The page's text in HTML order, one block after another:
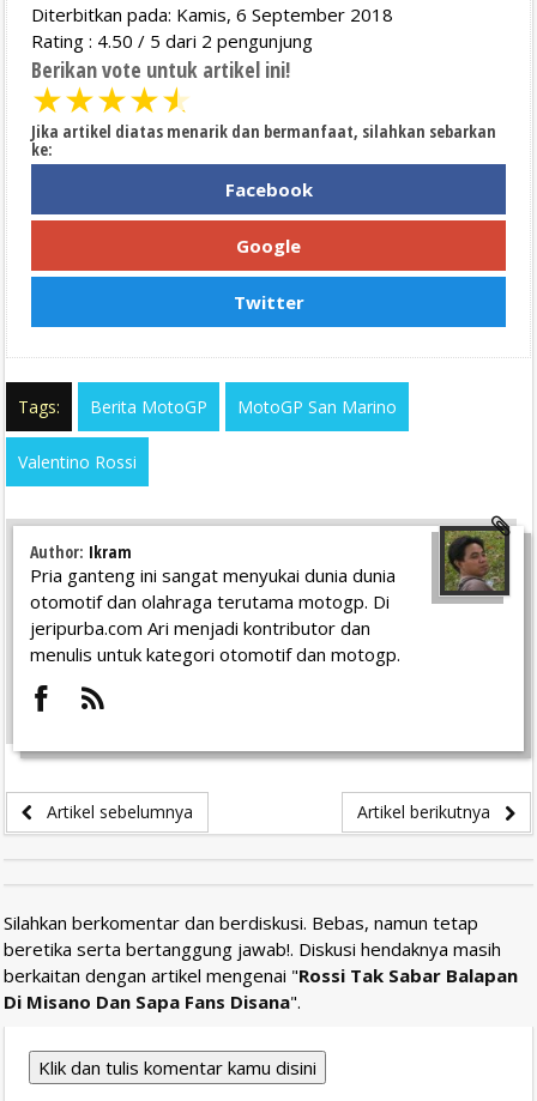
Diterbitkan pada: Kamis, 6 September 2018
Rating : 4.50 / 5 dari 2 pengunjung
Berikan vote untuk artikel ini!
★★★★★
Jika artikel diatas menarik dan bermanfaat, silahkan sebarkan
ke:
Facebook
Google
Twitter
Tags: Berita MotoGP MotoGP San Marino
Valentino Rossi
Author: Ikram
Pria ganteng ini sangat menyukai dunia dunia
otomotif dan olahraga terutama motogp. Di
jeripurba.com Ari menjadi kontributor dan
menulis untuk kategori otomotif dan motogp.
Artikel sebelumnya Artikel berikutnya
Silahkan berkomentar dan berdiskusi. Bebas, namun tetap
beretika serta bertanggung jawab!. Diskusi hendaknya masih
berkaitan dengan artikel mengenai "Rossi Tak Sabar Balapan
Di Misano Dan Sapa Fans Disana".
Klik dan tulis komentar kamu disini